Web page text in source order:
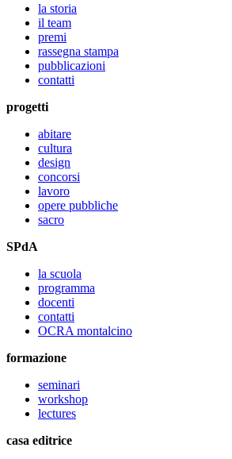
la storia
il team
premi
rassegna stampa
pubblicazioni
contatti
progetti
abitare
cultura
design
concorsi
lavoro
opere pubbliche
sacro
SPdA
la scuola
programma
docenti
contatti
OCRA montalcino
formazione
seminari
workshop
lectures
casa editrice